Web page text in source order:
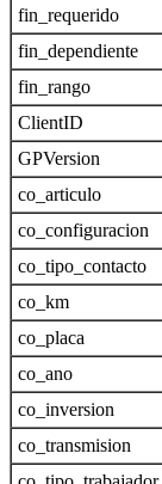
fin_requerido
fin_dependiente
fin_rango
ClientID
GPVersion
co_articulo
co_configuracion
co_tipo_contacto
co_km
co_placa
co_ano
co_inversion
co_transmision